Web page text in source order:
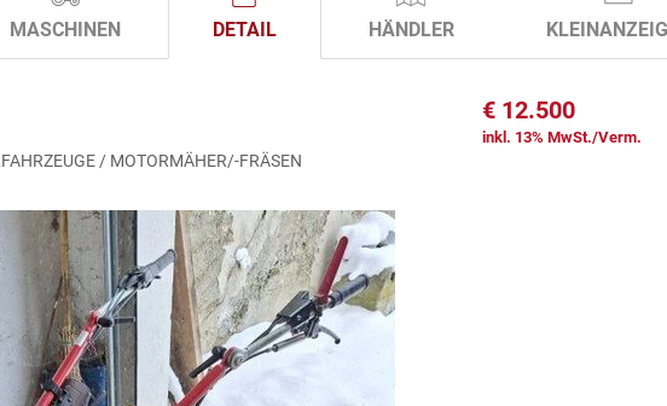
MASCHINEN DETAIL HÄNDLER
€ 12.500
inkl. 13% MwSt./Verm.
/ MOTORMÄHER/-FRÄSEN